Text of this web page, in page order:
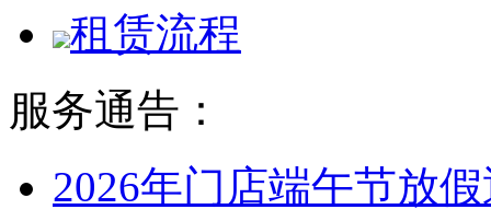
租赁流程
服务通告：
2026年门店端午节放